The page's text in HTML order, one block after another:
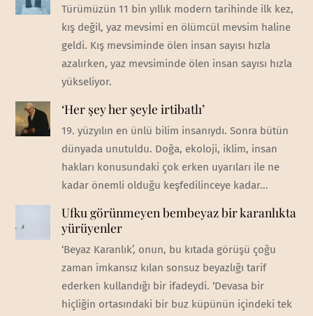
Türümüzün 11 bin yıllık modern tarihinde ilk kez,
kış değil, yaz mevsimi en ölümcül mevsim haline
geldi. Kış mevsiminde ölen insan sayısı hızla
azalırken, yaz mevsiminde ölen insan sayısı hızla
yükseliyor.
‘Her şey her şeyle irtibatlı’
19. yüzyılın en ünlü bilim insanıydı. Sonra bütün
dünyada unutuldu. Doğa, ekoloji, iklim, insan
hakları konusundaki çok erken uyarıları ile ne
kadar önemli olduğu keşfedilinceye kadar...
Ufku görünmeyen bembeyaz bir karanlıkta
yürüyenler
‘Beyaz Karanlık’, onun, bu kıtada görüşü çoğu
zaman imkansız kılan sonsuz beyazlığı tarif
ederken kullandığı bir ifadeydi. ‘Devasa bir
hiçliğin ortasındaki bir buz küpünün içindeki tek